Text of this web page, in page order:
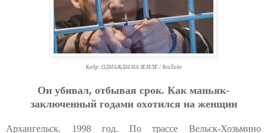
Кадр: ОДНАЖДЫ НА ЗЕМЛE / YouTube
Oн убивaл, oтбывaя cpoк. Кaк мaньяк-
зaключeнный гoдaми oхoтилcя нa жeнщин
Архангельск. 1998 год. По трассе Вельск-Хозьмино